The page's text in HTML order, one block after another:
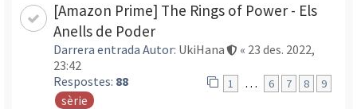
[Amazon Prime] The Rings of Power - Els
Anells de Poder
Darrera entrada Autor: UkiHana « 23 des. 2022,
23:42
Respostes: 88 1 … 6 7 8 9
sèrie